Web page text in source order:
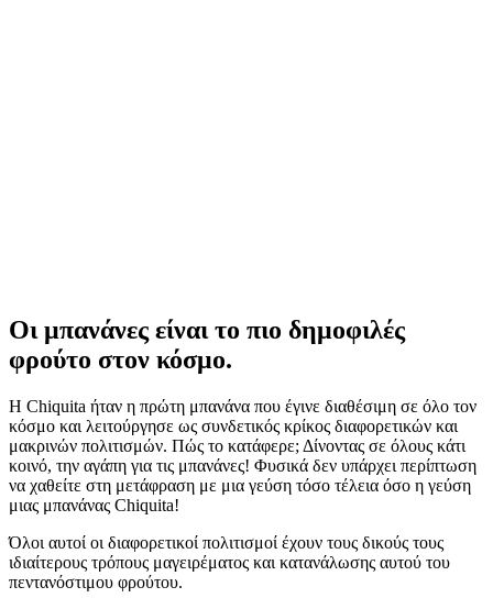
Οι μπανάνες είναι το πιο δημοφιλές
φρούτο στον κόσμο.
Η Chiquita ήταν η πρώτη μπανάνα που έγινε διαθέσιμη σε όλο τον
κόσμο και λειτούργησε ως συνδετικός κρίκος διαφορετικών και
μακρινών πολιτισμών. Πώς το κατάφερε; Δίνοντας σε όλους κάτι
κοινό, την αγάπη για τις μπανάνες! Φυσικά δεν υπάρχει περίπτωση
να χαθείτε στη μετάφραση με μια γεύση τόσο τέλεια όσο η γεύση
μιας μπανάνας Chiquita!
Όλοι αυτοί οι διαφορετικοί πολιτισμοί έχουν τους δικούς τους
ιδιαίτερους τρόπους μαγειρέματος και κατανάλωσης αυτού του
πεντανόστιμου φρούτου.